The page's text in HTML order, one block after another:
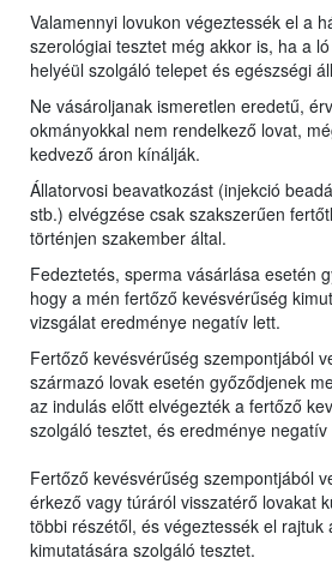
Valamennyi lovukon végeztessék el a
szerológiai tesztet még akkor is, ha a
helyéül szolgáló telepet és egészségi
Ne vásároljanak ismeretlen eredetű,
okmányokkal nem rendelkező lovat,
kedvező áron kínálják.
Állatorvosi beavatkozást (injekció
stb.) elvégzése csak szakszerűen
történjen szakember által.
Fedeztetés, sperma vásárlása esetén
hogy a mén fertőző kevésvérűség
vizsgálat eredménye negatív lett.
Fertőző kevésvérűség szempontjából
származó lovak esetén győződjenek
az indulás előtt elvégezték a fertőző
szolgáló tesztet, és eredménye negatív
Fertőző kevésvérűség szempontjából
érkező vagy túráról visszatérő lovakat
többi részétől, és végeztessék el rajtuk
kimutatására szolgáló tesztet.